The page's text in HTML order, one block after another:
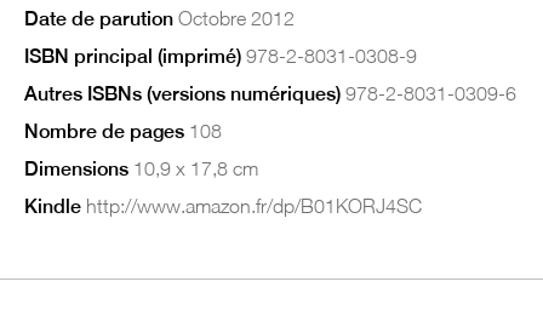
Date de parution Octobre 2012
ISBN principal (imprimé) 978-2-8031-0308-9
Autres ISBNs (versions numériques) 978-2-8031-0309-6
Nombre de pages 108
Dimensions 10,9 x 17,8 cm
Kindle http://www.amazon.fr/dp/B01KORJ4SC